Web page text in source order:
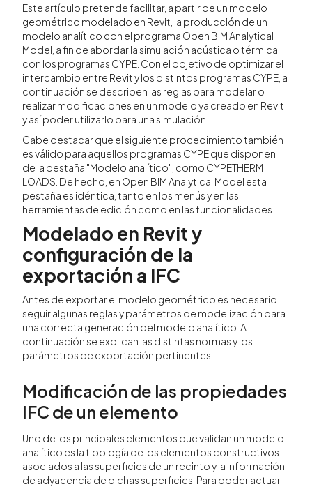
Este artículo pretende facilitar, a partir de un modelo
geométrico modelado en Revit, la producción de un
modelo analítico con el programa Open BIM Analytical
Model, a fin de abordar la simulación acústica o térmica
con los programas CYPE. Con el objetivo de optimizar el
intercambio entre Revit y los distintos programas CYPE, a
continuación se describen las reglas para modelar o
realizar modificaciones en un modelo ya creado en Revit
y así poder utilizarlo para una simulación.
Cabe destacar que el siguiente procedimiento también
es válido para aquellos programas CYPE que disponen
de la pestaña "Modelo analítico", como CYPETHERM
LOADS. De hecho, en Open BIM Analytical Model esta
pestaña es idéntica, tanto en los menús y en las
herramientas de edición como en las funcionalidades.
Modelado en Revit y
configuración de la
exportación a IFC
Antes de exportar el modelo geométrico es necesario
seguir algunas reglas y parámetros de modelización para
una correcta generación del modelo analítico. A
continuación se explican las distintas normas y los
parámetros de exportación pertinentes.
Modificación de las propiedades
IFC de un elemento
Uno de los principales elementos que validan un modelo
analítico es la tipología de los elementos constructivos
asociados a las superficies de un recinto y la información
de adyacencia de dichas superficies. Para poder actuar